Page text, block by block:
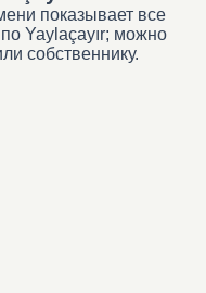
показывает все
Yaylaçayır; можно
собственнику.